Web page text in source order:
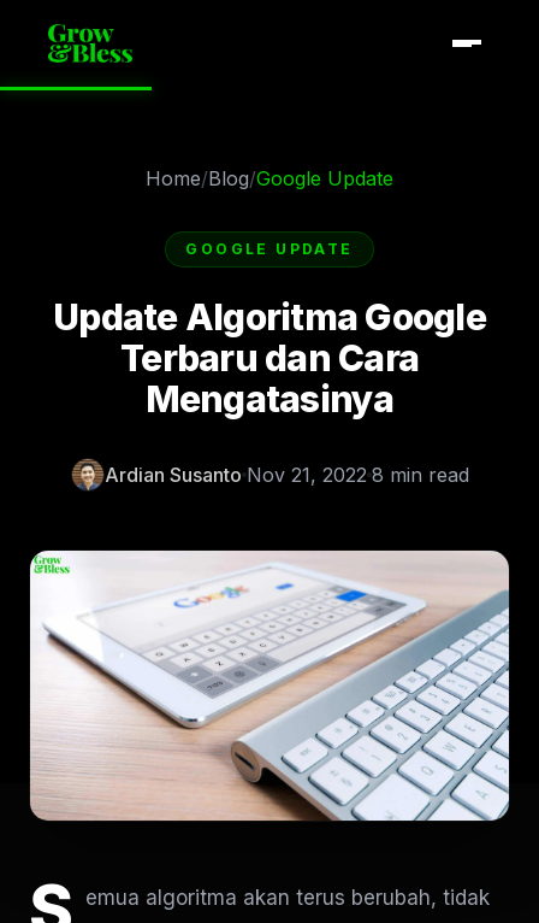
Home/Blog/Google Update
GOOGLE UPDATE
Update Algoritma Google
Terbaru dan Cara
Mengatasinya
Ardian Susanto Nov 21, 2022 8 min read
emua algoritma akan terus berubah, tidak